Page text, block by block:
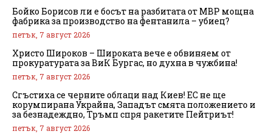
Бойко Борисов ли е босът на разбитата от МВР мощна
фабрика за производство на фентанила – убиец?
петък, 7 август 2026
Христо Широков – Широката вече е обвиняем от
прокуратурата за ВиК Бургас, но духна в чужбина!
петък, 7 август 2026
Сгъстиха се черните облаци над Киев! ЕС не ще
корумпирана Украйна, Западът смята положението и
за безнадеждно, Тръмп спря ракетите Пейтриът!
петък, 7 август 2026